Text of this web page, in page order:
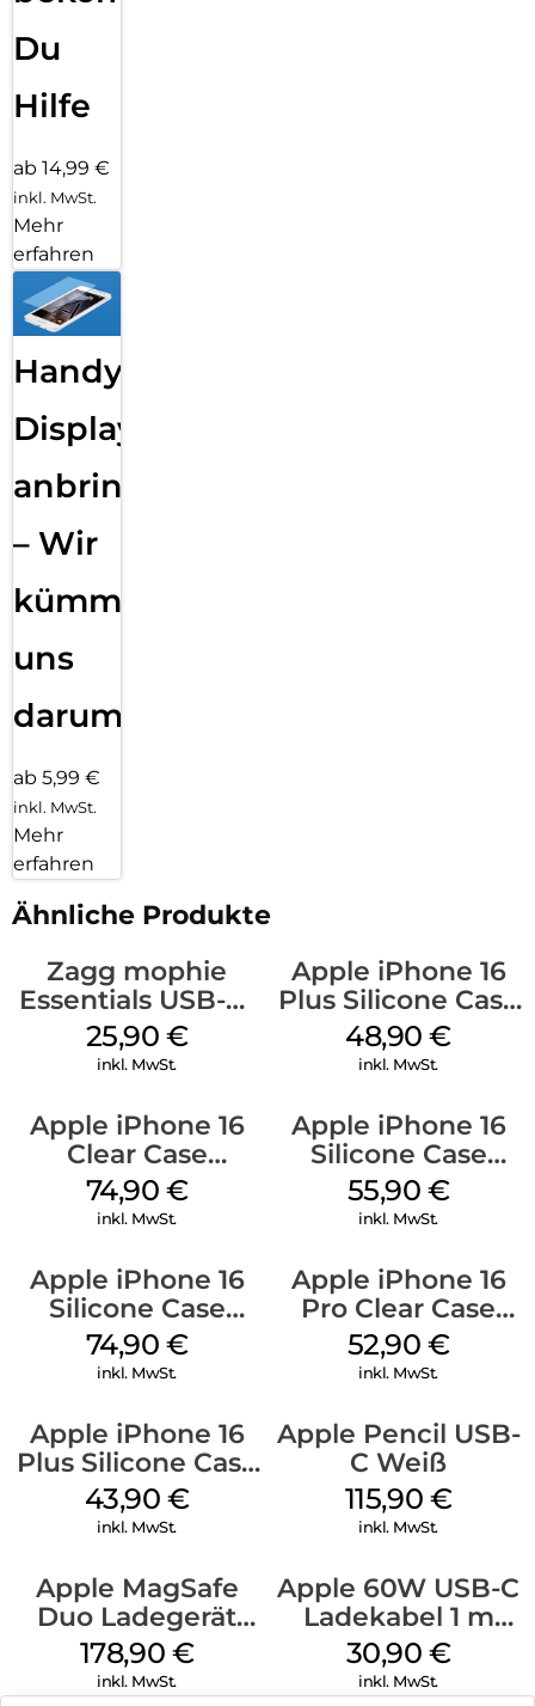
Du
Hilfe
ab 14,99 €
inkl. MwSt.
Mehr
erfahren
Handy
Displayfolie
anbringen
– Wir
kümmern
uns
darum!
ab 5,99 €
inkl. MwSt.
Mehr
erfahren
Ähnliche Produkte
Zagg mophie
Essentials USB-C-
20W Charger PD
Weiß
25,90 €
inkl. MwSt.
Apple iPhone 16
Plus Silicone Case
MagSafe Denim
48,90€
inkl. MwSt.
Apple iPhone 16
Clear Case
MagSafe
Transparent
74,90 €
inkl. MwSt.
Apple iPhone 16
Silicone Case
MagSafe Plum
55,90 €
inkl. MwSt.
Apple iPhone 16
Silicone Case
MagSafe Black
74,90 €
inkl. MwSt.
Apple iPhone 16
Pro Clear Case
MagSafe
Transparent
52,90 €
inkl. MwSt.
Apple iPhone 16
Plus Silicone Case
MagSafe Black
43,90 €
inkl. MwSt.
Apple Pencil USB-
C Weiß
115,90 €
inkl. MwSt.
Apple MagSafe
Duo Ladegerät
Weiß
178,90 €
inkl. MwSt.
Apple 60W USB-C
Ladekabel 1 m
Weiß
30,90 €
inkl. MwSt.